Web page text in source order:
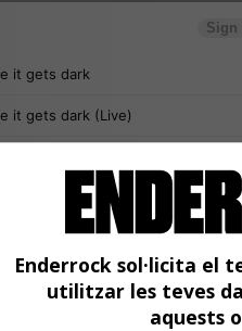
Enderrock sol·licita el
utilitzar les teves
aquests